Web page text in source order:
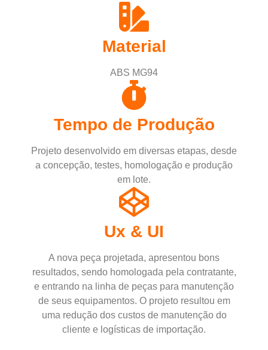
Material
ABS MG94
Tempo de Produção
Projeto desenvolvido em diversas etapas, desde
a concepção, testes, homologação e produção
em lote.
Ux & UI
A nova peça projetada, apresentou bons
resultados, sendo homologada pela contratante,
e entrando na linha de peças para manutenção
de seus equipamentos. O projeto resultou em
uma redução dos custos de manutenção do
cliente e logísticas de importação.